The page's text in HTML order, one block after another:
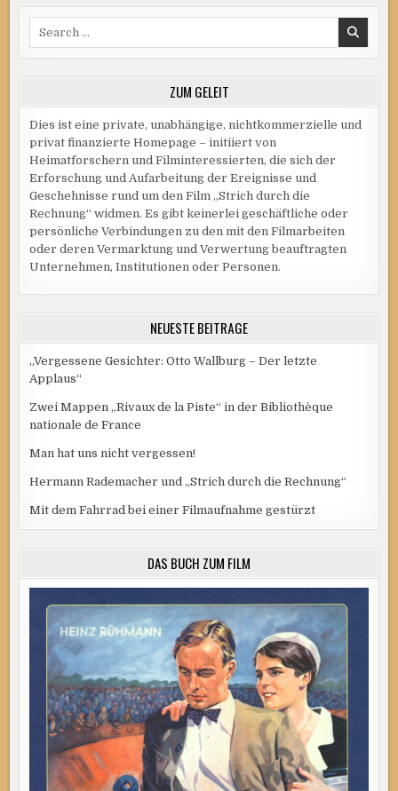
ZUM GELEIT
Dies ist eine private, unabhängige, nichtkommerzielle und
privat finanzierte Homepage – initiiert von
Heimatforschern und Filminteressierten, die sich der
Erforschung und Aufarbeitung der Ereignisse und
Geschehnisse rund um den Film „Strich durch die
Rechnung“ widmen. Es gibt keinerlei geschäftliche oder
persönliche Verbindungen zu den mit den Filmarbeiten
oder deren Vermarktung und Verwertung beauftragten
Unternehmen, Institutionen oder Personen.
NEUESTE BEITRÄGE
„Vergessene Gesichter: Otto Wallburg – Der letzte
Applaus“
Zwei Mappen „Rivaux de la Piste“ in der Bibliothèque
nationale de France
Man hat uns nicht vergessen!
Hermann Rademacher und „Strich durch die Rechnung“
Mit dem Fahrrad bei einer Filmaufnahme gestürzt
DAS BUCH ZUM FILM